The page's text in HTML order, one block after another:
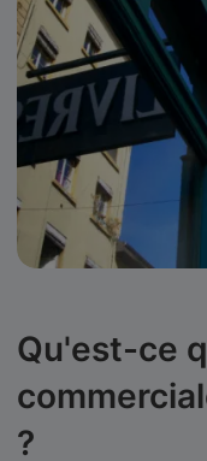
Qu'est-ce
?